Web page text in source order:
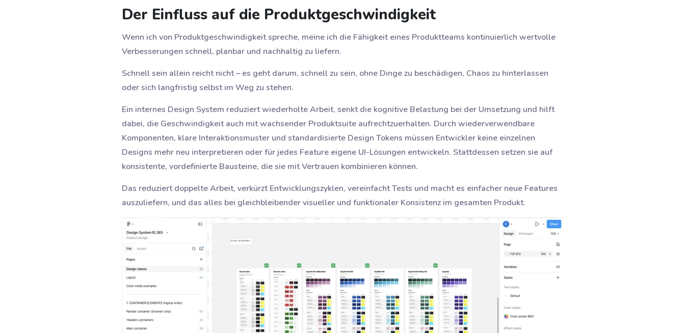
Der Einfluss auf die Produktgeschwindigkeit
Wenn ich von Produktgeschwindigkeit spreche, meine ich die Fähigkeit eines Produktteams kontinuierlich wertvolle
Verbesserungen schnell, planbar und nachhaltig zu liefern.
Schnell sein allein reicht nicht – es geht darum, schnell zu sein, ohne Dinge zu beschädigen, Chaos zu hinterlassen
oder sich langfristig selbst im Weg zu stehen.
Ein internes Design System reduziert wiederholte Arbeit, senkt die kognitive Belastung bei der Umsetzung und hilft
dabei, die Geschwindigkeit auch mit wachsender Produktsuite aufrechtzuerhalten. Durch wiederverwendbare
Komponenten, klare Interaktionsmuster und standardisierte Design Tokens müssen Entwickler keine einzelnen
Designs mehr neu interpretieren oder für jedes Feature eigene UI-Lösungen entwickeln. Stattdessen setzen sie auf
konsistente, vordefinierte Bausteine, die sie mit Vertrauen kombinieren können.
Das reduziert doppelte Arbeit, verkürzt Entwicklungszyklen, vereinfacht Tests und macht es einfacher neue Features
auszuliefern, und das alles bei gleichbleibender visueller und funktionaler Konsistenz im gesamten Produkt.